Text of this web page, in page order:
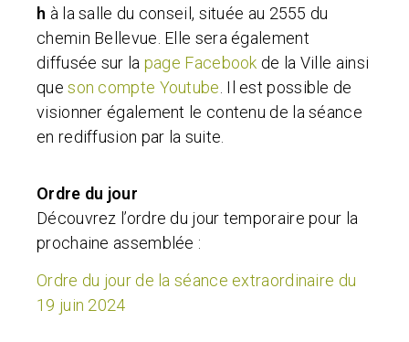
h à la salle du conseil, située au 2555 du
chemin Bellevue. Elle sera également
diffusée sur la page Facebook de la Ville ainsi
queson compte Youtube. Il est possible de
visionner également le contenu de la séance
en rediffusion par la suite.
Ordre du jour
Découvrez l’ordre du jour temporaire pour la
prochaine assemblée :
Ordre du jour de la séance extraordinaire du
19 juin 2024